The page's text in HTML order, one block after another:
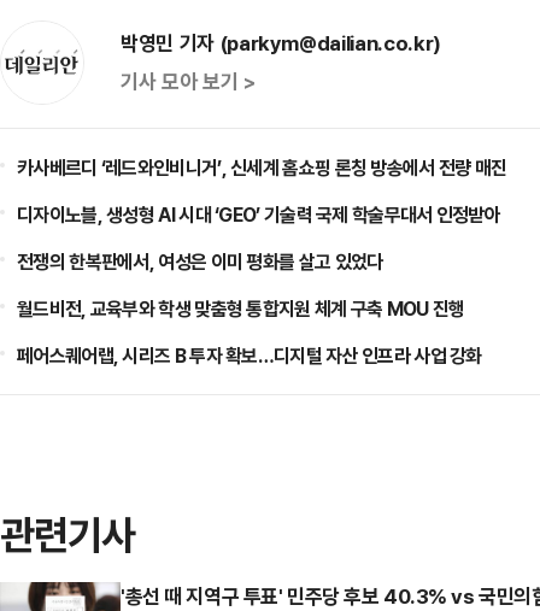
박영민 기자 (parkym@dailian.co.kr)
기사 모아 보기 >
카사베르디 ‘레드와인비니거’, 신세계 홈쇼핑 론칭 방송에서 전량 매진
디자이노블, 생성형 AI 시대 ‘GEO’ 기술력 국제 학술무대서 인정받아
전쟁의 한복판에서, 여성은 이미 평화를 살고 있었다
월드비전, 교육부와 학생 맞춤형 통합지원 체계 구축 MOU 진행
페어스퀘어랩, 시리즈 B 투자 확보…디지털 자산 인프라 사업 강화
관련기사
'총선 때 지역구 투표' 민주당 후보 40.3% vs 국민